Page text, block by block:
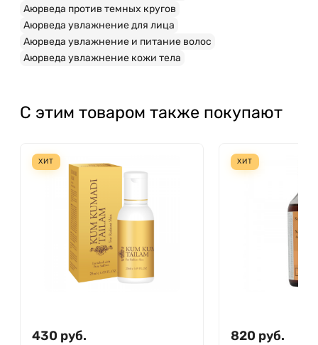
Аюрведа против темных кругов
Аюрведа увлажнение для лица
Аюрведа увлажнение и питание волос
Аюрведа увлажнение кожи тела
С этим товаром также покупают
ХИТ
430 руб.
ХИТ
820 руб.